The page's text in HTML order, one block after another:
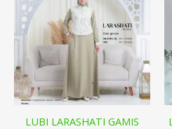
LUBI LARASHATI GAMIS